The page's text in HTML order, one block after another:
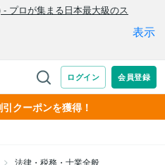
クーポンを獲得！
法律・税務・士業全般